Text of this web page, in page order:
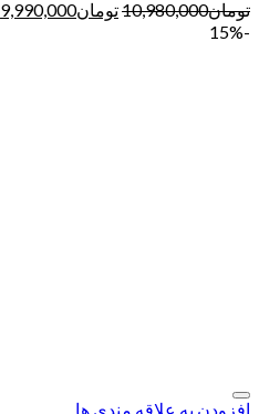
تومان10,980,000تومان9,990,000
-15%
افزودن به علاقه مندی ها